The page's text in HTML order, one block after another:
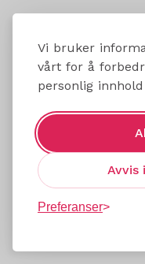
Vi bruker
vårt for å
personlig
Avvis
Preferanser